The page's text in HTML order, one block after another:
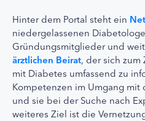
Hinter dem Portal steht ein
niedergelassenen
Gründungsmitglieder und
ärztlichen Beirat, der sich zum
mit Diabetes umfassend zu
Kompetenzen im Umgang mit
und sie bei der Suche nach
weiteres Ziel ist die